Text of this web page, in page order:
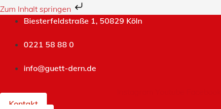
Zum Inhalt springen
springen
Biesterfeldstraße 1, 50829 Köln
0221 58 88 0
info@guett-dern.de
Kontakt